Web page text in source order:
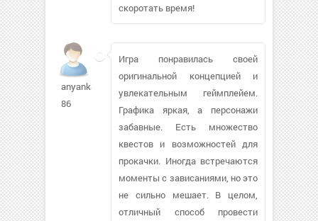
скоротать время!
anyanka-
86
Игра понравилась своей
оригинальной концепцией и
увлекательным геймплейем.
Графика яркая, а персонажи
забавные. Есть множество
квестов и возможностей для
прокачки. Иногда встречаются
моменты с зависаниями, но это
не сильно мешает. В целом,
отличный способ провести